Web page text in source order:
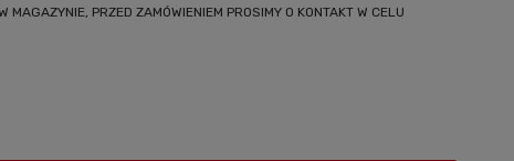
MAGAZYNIE, PRZED ZAMÓWIENIEM PROSIMY O KONTAKT W CELU